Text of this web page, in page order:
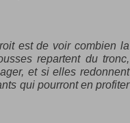
est de voir combien la
repartent du tronc,
et si elles redonnent
qui pourront en profiter